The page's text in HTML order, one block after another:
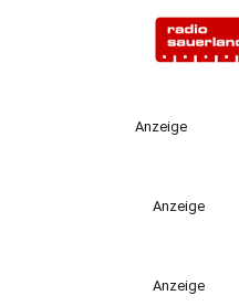
Anzeige
Anzeige
Anzeige